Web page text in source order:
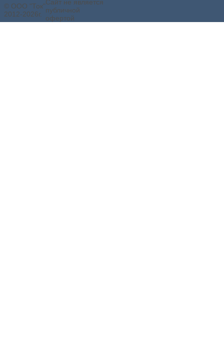
© ООО "Ток"
2012-2026г.
Сайт не является
публичной
офертой